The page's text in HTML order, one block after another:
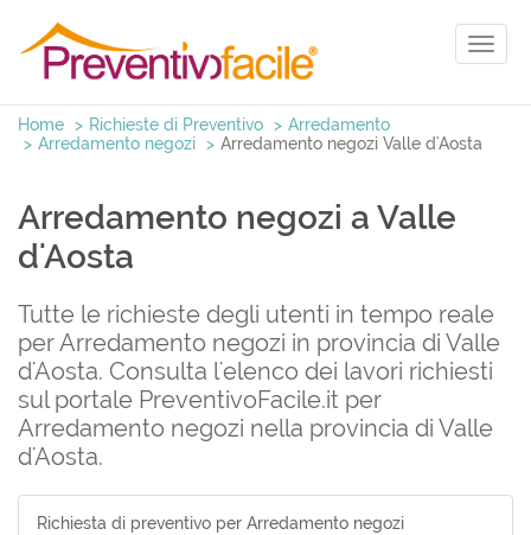
Home Richieste di Preventivo
Arredamento
Arredamento negozi
Arredamento negozi Valle d'Aosta
Arredamento negozi a Valle
d'Aosta
Tutte le richieste degli utenti in tempo reale
per Arredamento negozi in provincia di Valle
d'Aosta. Consulta l'elenco dei lavori richiesti
sul portale PreventivoFacile.it per
Arredamento negozi nella provincia di Valle
d'Aosta.
Richiesta di preventivo per Arredamento negozi